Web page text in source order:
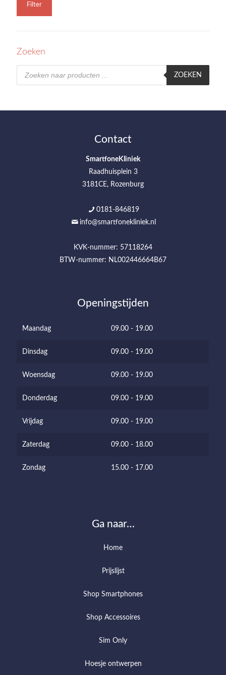
Filter
Zoeken
Producten
zoeken
ZOEKEN
Contact
SmartfoneKliniek
Raadhuisplein 3
3181CE, Rozenburg
0181-846819
info@smartfonekliniek.nl
KVK-nummer: 57118264
BTW-nummer: NL002446664B67
Openingstijden
Maandag 09.00 - 19.00
Dinsdag 09.00 - 19.00
Woensdag 09.00 - 19.00
Donderdag 09.00 - 19.00
Vrijdag 09.00 - 19.00
Zaterdag 09.00 - 18.00
Zondag 15.00 - 17.00
Ga naar…
Home
Prijslijst
Shop Smartphones
Shop Accessoires
Sim Only
Hoesje ontwerpen